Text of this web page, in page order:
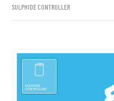
SULPHIDE CONTROLLER